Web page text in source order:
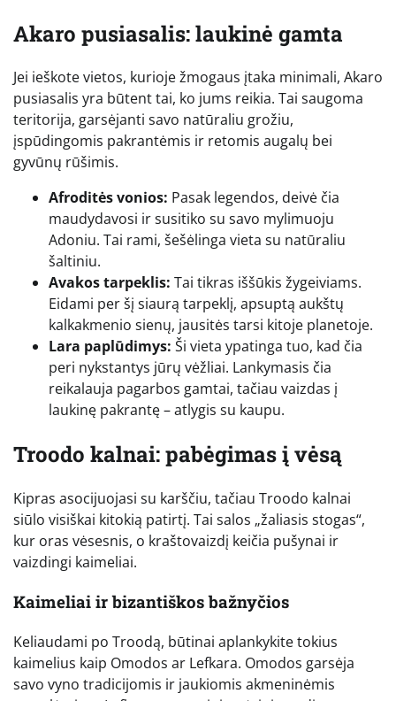
Akaro pusiasalis: laukinė gamta
Jei ieškote vietos, kurioje žmogaus įtaka minimali, Akaro
pusiasalis yra būtent tai, ko jums reikia. Tai saugoma
teritorija, garsėjanti savo natūraliu grožiu,
įspūdingomis pakrantėmis ir retomis augalų bei
gyvūnų rūšimis.
Afroditės vonios: Pasak legendos, deivė čia
maudydavosi ir susitiko su savo mylimuoju
Adoniu. Tai rami, šešėlinga vieta su natūraliu
šaltiniu.
Avakos tarpeklis: Tai tikras iššūkis žygeiviams.
Eidami per šį siaurą tarpeklį, apsuptą aukštų
kalkakmenio sienų, jausitės tarsi kitoje planetoje.
Lara paplūdimys: Ši vieta ypatinga tuo, kad čia
peri nykstantys jūrų vėžliai. Lankymasis čia
reikalauja pagarbos gamtai, tačiau vaizdas į
laukinę pakrantę – atlygis su kaupu.
Troodo kalnai: pabėgimas į vėsą
Kipras asocijuojasi su karščiu, tačiau Troodo kalnai
siūlo visiškai kitokią patirtį. Tai salos „žaliasis stogas“,
kur oras vėsesnis, o kraštovaizdį keičia pušynai ir
vaizdingi kaimeliai.
Kaimeliai ir bizantiškos bažnyčios
Keliaudami po Troodą, būtinai aplankykite tokius
kaimelius kaip Omodos ar Lefkara. Omodos garsėja
savo vyno tradicijomis ir jaukiomis akmeninėmis